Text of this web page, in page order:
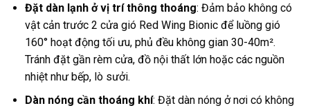
Đặt dàn lạnh ở vị trí thông thoáng: Đảm bảo không có
vật cản trước 2 cửa gió Red Wing Bionic để luồng gió
160° hoạt động tối ưu, phủ đều không gian 30-40m².
Tránh đặt gần rèm cửa, đồ nội thất lớn hoặc các nguồn
nhiệt như bếp, lò sưởi.
Dàn nóng cần thoáng khí: Đặt dàn nóng ở nơi có không